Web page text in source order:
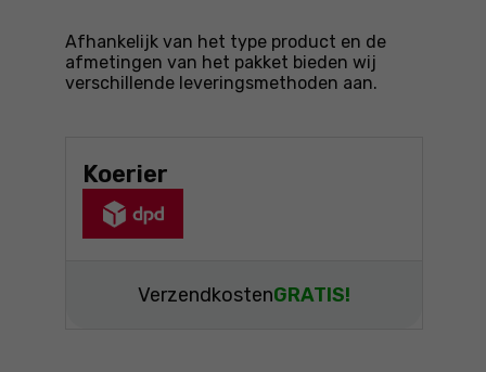
Afhankelijk van het type product en de
afmetingen van het pakket bieden wij
verschillende leveringsmethoden aan.
Koerier
VerzendkostenGRATIS!